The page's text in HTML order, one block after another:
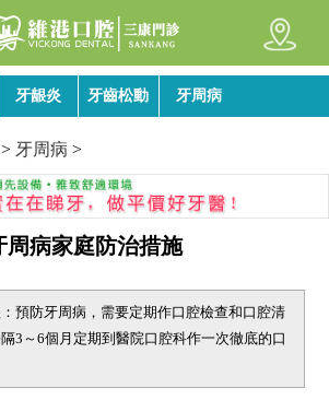
牙龈炎 牙齒松動 牙周病
> 牙周病 >
周病家庭防治措施
預防牙周病，需要定期作口腔檢查和口腔清
3～6個月定期到醫院口腔科作一次徹底的口